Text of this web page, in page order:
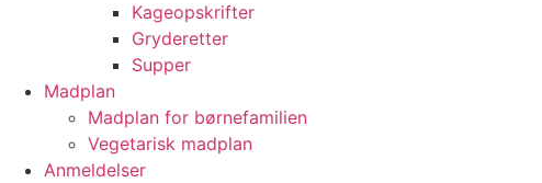
Kageopskrifter
Gryderetter
Supper
Madplan
Madplan for børnefamilien
Vegetarisk madplan
Anmeldelser